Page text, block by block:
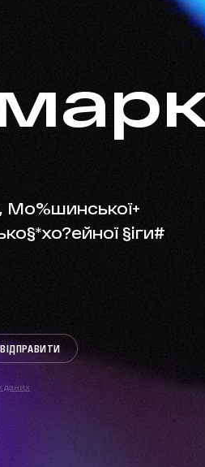
Моршинської,
хокейної ліги.
ВІДПРАВИТИ
даних